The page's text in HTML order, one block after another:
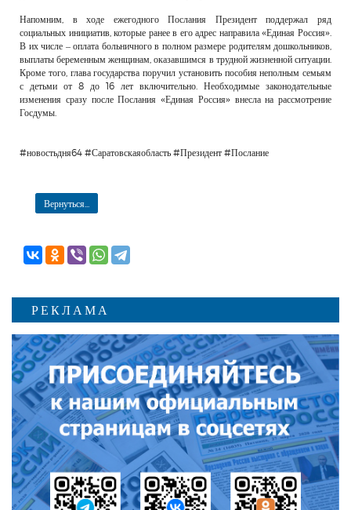
Напомним, в ходе ежегодного Послания Президент поддержал ряд
социальных инициатив, которые ранее в его адрес направила «Единая Россия».
В их числе – оплата больничного в полном размере родителям дошкольников,
выплаты беременным женщинам, оказавшимся в трудной жизненной ситуации.
Кроме того, глава государства поручил установить пособия неполным семьям
с детьми от 8 до 16 лет включительно. Необходимые законодательные
изменения сразу после Послания «Единая Россия» внесла на рассмотрение
Госдумы.
#новостьдня64 #Саратовскаяобласть #Президент #Послание
Вернуться...
РЕКЛАМА